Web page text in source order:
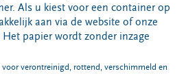
Als u kiest voor een container op
aan via de website of onze
papier wordt zonder inzage
verontreinigd, rottend, verschimmeld en